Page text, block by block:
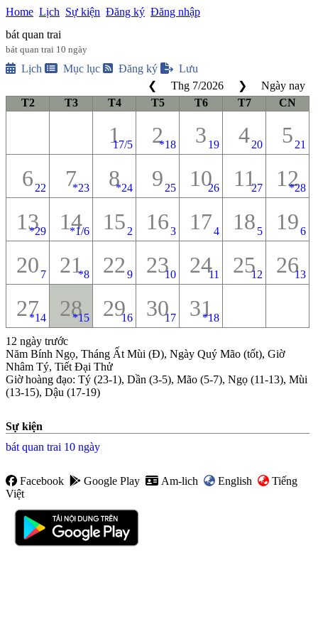
Home Lịch Sự kiện Đăng ký Đăng nhập
bát quan trai
bát quan trai 10 ngày
Lịch Mục lục Đăng ký
Lưu
❮
Thg 7/2026 ❯
Ngày nay
T2
T3 T4 T5 T6 T7 CN
1
17/5 2
*18 3 19 420 5 21
6 22 7*23 8
*24 9 25 1026 1127 12
*28
13
*29 14
*1/6 15 2 163 174 18 5 196
20 7 21
*8 229 2310 2411 2512 2613
27
*14 28
*15 2916 3017 31
*18
12 ngày trước
Năm Bính Ngọ, Tháng Ất Mùi (Đ), Ngày Quý Mão (tốt), Giờ
Nhâm Tý, Tiết Đại Thử
Giờ hoàng đạo: Tý (23-1), Dần (3-5), Mão (5-7), Ngọ (11-13), Mùi
(13-15), Dậu (17-19)
Sự kiện
bát quan trai 10 ngày
Facebook Google Play Am-lich English
Tiếng
Việt